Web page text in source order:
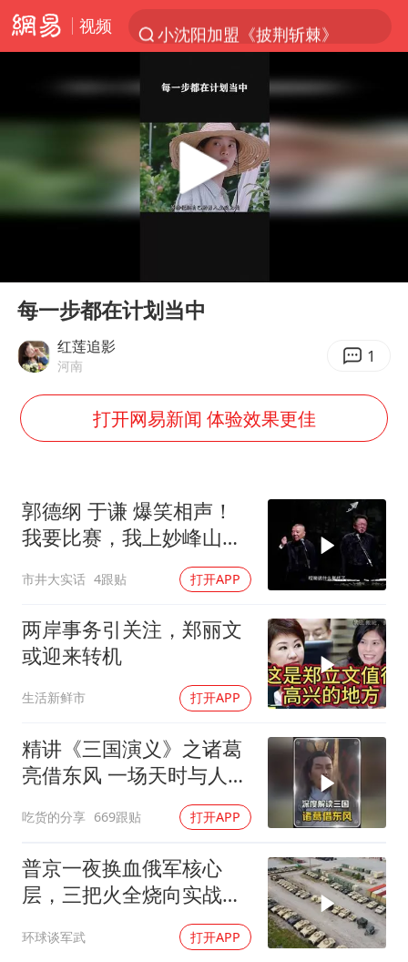
视频
小沈阳加盟《披荆斩棘》
白海豚雨量超越利奇马、巴威
人形机器人第一股
上海地铁4条线路全线停运
宇树申购 中一签有望赚20万元
多地银行上调存款利率
面对面丨蔡磊：与渐冻症抗争 纵使不敌 也不屈服
NBA传奇教练老尼尔森去世
手机真会“偷听”我们说话吗
上半年全球新能源乘用车销量1122万台
加沙约14万栋建筑被完全摧毁
从科技创新看开局起步的时与势
Play
每一步都在计划当中
红莲追影
河南 1
打开网易新闻 体验效果更佳
郭德纲 于谦 爆笑相声！
我要比赛，我上妙峰山干
嘛去？你去拜一拜冠军老
祖庙
市井大实话 4跟贴 打开APP
两岸事务引关注，郑丽文
或迎来转机
生活新鲜市 打开APP
精讲《三国演义》之诸葛
亮借东风 一场天时与人性
吃货的分享 669跟贴 打开APP
普京一夜换血俄军核心
层，三把火全烧向实战
派，后勤司令直接从火线
提拔
环球谈军武 打开APP